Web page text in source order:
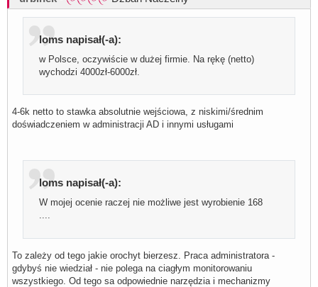
loms napisał(-a):
w Polsce, oczywiście w dużej firmie. Na rękę (netto)
wychodzi 4000zł-6000zł.
4-6k netto to stawka absolutnie wejściowa, z niskimi/średnim
doświadczeniem w administracji AD i innymi usługami
loms napisał(-a):
W mojej ocenie raczej nie możliwe jest wyrobienie 168
....
To zależy od tego jakie orochyt bierzesz. Praca administratora -
gdybyś nie wiedział - nie polega na ciagłym monitorowaniu
wszystkiego. Od tego sa odpowiednie narzędzia i mechanizmy